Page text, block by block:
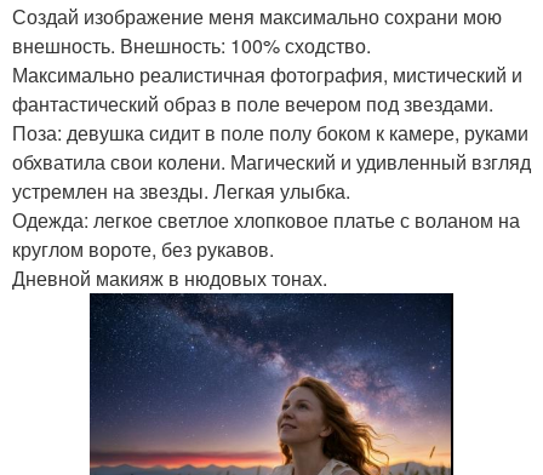
Создай изображение меня максимально сохрани мою
внешность. Внешность: 100% сходство.
Максимально реалистичная фотография, мистический и
фантастический образ в поле вечером под звездами.
Поза: девушка сидит в поле полу боком к камере, руками
обхватила свои колени. Магический и удивленный взгляд
устремлен на звезды. Легкая улыбка.
Одежда: легкое светлое хлопковое платье с воланом на
круглом вороте, без рукавов.
Дневной макияж в нюдовых тонах.